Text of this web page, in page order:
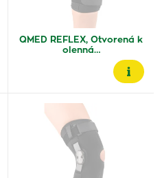
QMED REFLEX, Otvorená k
olenná…